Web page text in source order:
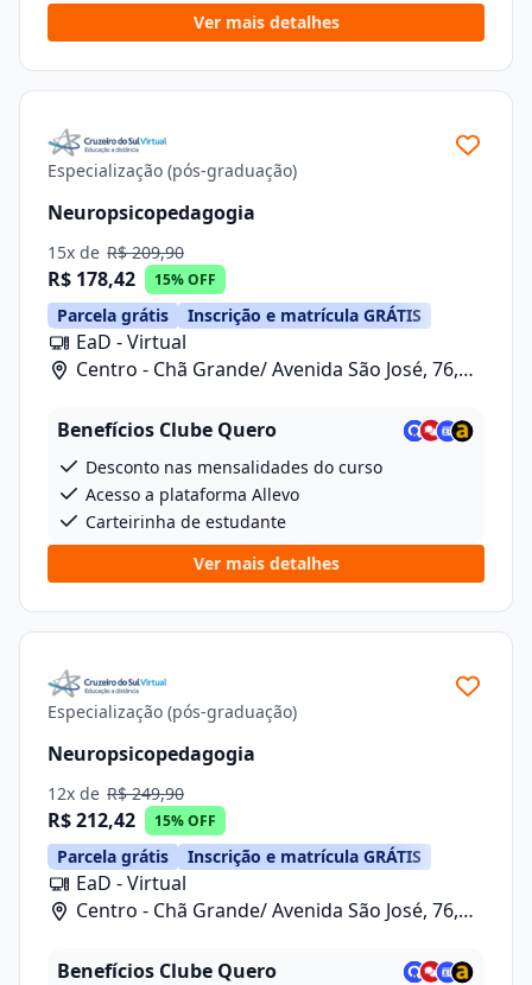
Ver mais detalhes
Especialização (pós-graduação)
Neuropsicopedagogia
15x de R$ 209,90
R$ 178,42 15% OFF
Parcela grátis Inscrição e matrícula GRÁTIS
EaD - Virtual
Centro - Chã Grande/ Avenida São José, 76,
Benefícios Clube Quero
Desconto nas mensalidades do curso
Acesso a plataforma Allevo
Carteirinha de estudante
Ver mais detalhes
Especialização (pós-graduação)
Neuropsicopedagogia
12x de R$ 249,90
R$ 212,42 15% OFF
Parcela grátis Inscrição e matrícula GRÁTIS
EaD - Virtual
Centro - Chã Grande/ Avenida São José, 76,
Benefícios Clube Quero